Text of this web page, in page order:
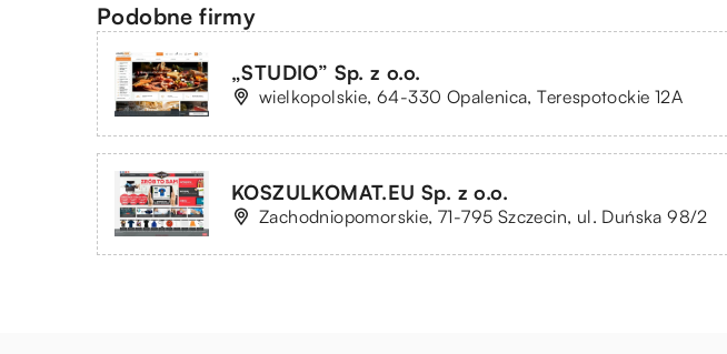
Podobne firmy
„STUDIO” Sp. z o.o.
wielkopolskie, 64-330 Opalenica, Terespotockie 12A
KOSZULKOMAT.EU Sp. z o.o.
Zachodniopomorskie, 71-795 Szczecin, ul. Duńska 98/2